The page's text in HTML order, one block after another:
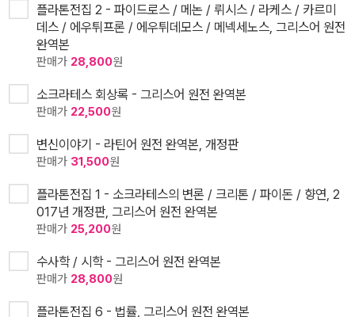
플라톤전집 2 - 파이드로스 / 메논 / 뤼시스 / 라케스 / 카르미
데스 / 에우튀프론 / 에우튀데모스 / 메넥세노스, 그리스어 원전
완역본
판매가 28,800원
소크라테스 회상록 - 그리스어 원전 완역본
판매가 22,500원
변신이야기 - 라틴어 원전 완역본, 개정판
판매가 31,500원
플라톤전집 1 - 소크라테스의 변론 / 크리톤 / 파이돈 / 향연, 2
017년 개정판, 그리스어 원전 완역본
판매가 25,200원
수사학 / 시학 - 그리스어 원전 완역본
판매가 28,800원
플라톤전집 6 - 법률, 그리스어 원전 완역본